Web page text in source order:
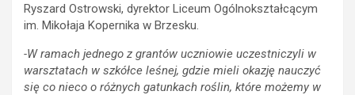
Ryszard Ostrowski, dyrektor Liceum Ogólnokształcącym
im. Mikołaja Kopernika w Brzesku.
-W ramach jednego z grantów uczniowie uczestniczyli w
warsztatach w szkółce leśnej, gdzie mieli okazję nauczyć
się co nieco o różnych gatunkach roślin, które możemy w